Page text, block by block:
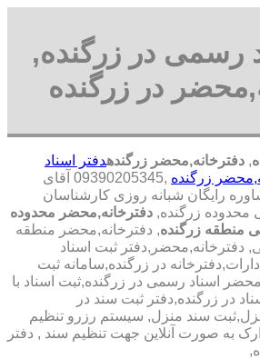
رسمی در زرگنده,
در زرگنده
, دفترخانه,محضر زرگندهدفتر اسناد
زرگنده
,09390205345 آقای
رايگان شبانه روزی کارشناسان
زرگنده, دفترخانه,محضر محدوده
منطقه زرگنده, دفترخانه,محضر منطقه
دفترخانه,محضر,دفتر ثبت اسناد
در زرگنده,سامانه ثبت
اسناد رسمی در زرگنده,ثبت اسناد با
در زرگنده,دفتر ثبت سند در
سند منزل, سیستم رزرو تنظیم
به صورت آنلاین جهت تنظیم سند , دفتر